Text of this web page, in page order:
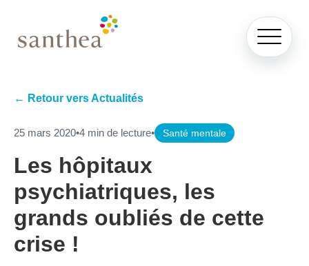
← Retour vers Actualités
25 mars 2020•4 min de lecture• Santé mentale
Les hôpitaux
psychiatriques, les
grands oubliés de cette
crise !